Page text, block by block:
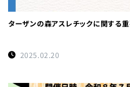
ターザンの森アスレチックに関する
2025.02.20